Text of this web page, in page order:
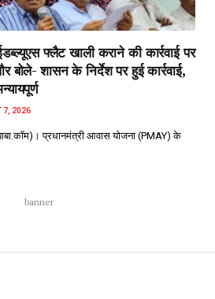
फ्लैट खाली कराने की कार्रवाई पर
बोले- शासन के निर्देश पर हुई कार्रवाई,
7, 2026
प्रधानमंत्री आवास योजना (PMAY) के
banner